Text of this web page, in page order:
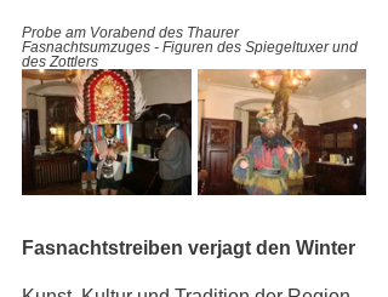
Probe am Vorabend des Thaurer
Fasnachtsumzuges - Figuren des Spiegeltuxer und
des Zottlers
Fasnachtstreiben verjagt den Winter